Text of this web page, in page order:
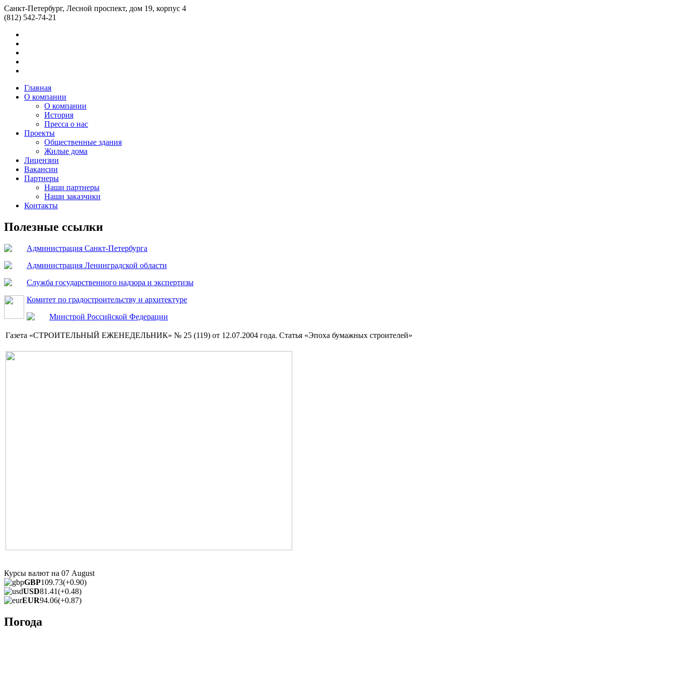
Санкт-Петербург, Лесной проспект, дом 19, корпус 4
(812) 542-74-21
Главная
О компании
О компании
История
Пресса о нас
Проекты
Общественные здания
Жилые дома
Лицензии
Вакансии
Партнеры
Наши партнеры
Наши заказчики
Контакты
Полезные ссылки
Администрация Санкт-Петербурга
Администрация Ленинградской области
Служба государственного надзора и экспертизы
Комитет по градостроительству и архитектуре
Минстрой Российской Федерации
Газета «СТРОИТЕЛЬНЫЙ ЕЖЕНЕДЕЛЬНИК» № 25 (119) от 12.07.2004 года. Статья «Эпоха бумажных строителей»
Курсы валют на 07 August
GBP109.73(+0.90)
USD81.41(+0.48)
EUR94.06(+0.87)
Погода